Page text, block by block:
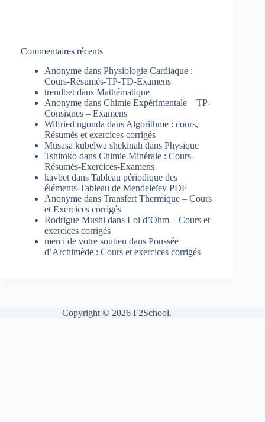
Commentaires récents
Anonyme dans Physiologie Cardiaque :
Cours-Résumés-TP-TD-Examens
trendbet dans Mathématique
Anonyme dans Chimie Expérimentale – TP-
Consignes – Examens
Wilfried ngonda dans Algorithme : cours,
Résumés et exercices corrigés
Musasa kubelwa shekinah dans Physique
Tshitoko dans Chimie Minérale : Cours-
Résumés-Exercices-Examens
kavbet dans Tableau périodique des
éléments-Tableau de Mendeleïev PDF
Anonyme dans Transfert Thermique – Cours
et Exercices corrigés
Rodrigue Mushi dans Loi d’Ohm – Cours et
exercices corrigés
merci de votre soutien dans Poussée
d’Archimède : Cours et exercices corrigés
Copyright © 2026 F2School.